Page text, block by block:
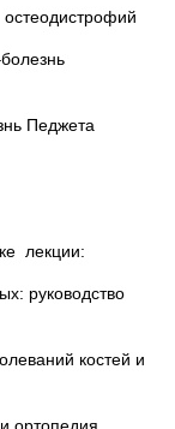
Педжета
лекции:
руководство
костей и